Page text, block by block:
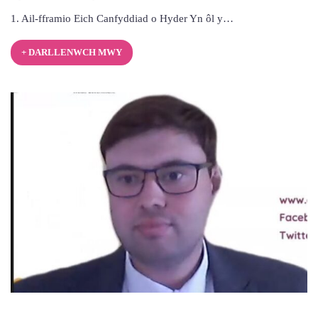
2023
1. Ail-fframio Eich Canfyddiad o Hyder Yn ôl y…
+ DARLLENWCH MWY